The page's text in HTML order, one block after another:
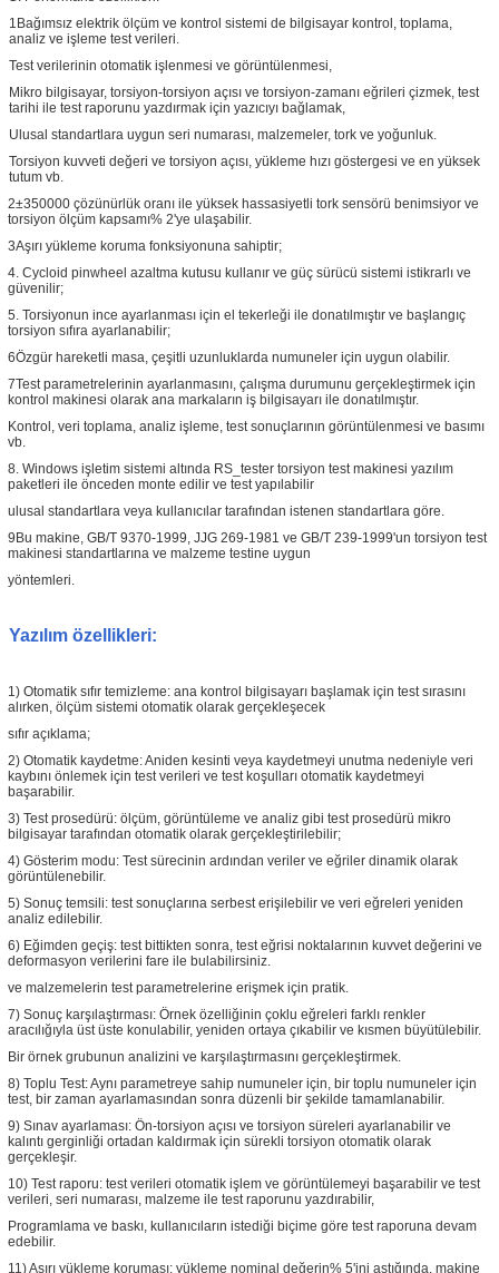
1Bağımsız elektrik ölçüm ve kontrol sistemi de bilgisayar kontrol, toplama,
analiz ve işleme test verileri.
Test verilerinin otomatik işlenmesi ve görüntülenmesi,
Mikro bilgisayar, torsiyon-torsiyon açısı ve torsiyon-zamanı eğrileri çizmek, test
tarihi ile test raporunu yazdırmak için yazıcıyı bağlamak,
Ulusal standartlara uygun seri numarası, malzemeler, tork ve yoğunluk.
Torsiyon kuvveti değeri ve torsiyon açısı, yükleme hızı göstergesi ve en yüksek
tutum vb.
2±350000 çözünürlük oranı ile yüksek hassasiyetli tork sensörü benimsiyor ve
torsiyon ölçüm kapsamı% 2'ye ulaşabilir.
3Aşırı yükleme koruma fonksiyonuna sahiptir;
4. Cycloid pinwheel azaltma kutusu kullanır ve güç sürücü sistemi istikrarlı ve
güvenilir;
5. Torsiyonun ince ayarlanması için el tekerleği ile donatılmıştır ve başlangıç
torsiyon sıfıra ayarlanabilir;
6Özgür hareketli masa, çeşitli uzunluklarda numuneler için uygun olabilir.
7Test parametrelerinin ayarlanmasını, çalışma durumunu gerçekleştirmek için
kontrol makinesi olarak ana markaların iş bilgisayarı ile donatılmıştır.
Kontrol, veri toplama, analiz işleme, test sonuçlarının görüntülenmesi ve basımı
vb.
8. Windows işletim sistemi altında RS_tester torsiyon test makinesi yazılım
paketleri ile önceden monte edilir ve test yapılabilir
ulusal standartlara veya kullanıcılar tarafından istenen standartlara göre.
9Bu makine, GB/T 9370-1999, JJG 269-1981 ve GB/T 239-1999'un torsiyon test
makinesi standartlarına ve malzeme testine uygun
yöntemleri.
Yazılım özellikleri:
1) Otomatik sıfır temizleme: ana kontrol bilgisayarı başlamak için test sırasını
alırken, ölçüm sistemi otomatik olarak gerçekleşecek
sıfır açıklama;
2) Otomatik kaydetme: Aniden kesinti veya kaydetmeyi unutma nedeniyle veri
kaybını önlemek için test verileri ve test koşulları otomatik kaydetmeyi
başarabilir.
3) Test prosedürü: ölçüm, görüntüleme ve analiz gibi test prosedürü mikro
bilgisayar tarafından otomatik olarak gerçekleştirilebilir;
4) Gösterim modu: Test sürecinin ardından veriler ve eğriler dinamik olarak
görüntülenebilir.
5) Sonuç temsili: test sonuçlarına serbest erişilebilir ve veri eğreleri yeniden
analiz edilebilir.
6) Eğimden geçiş: test bittikten sonra, test eğrisi noktalarının kuvvet değerini ve
deformasyon verilerini fare ile bulabilirsiniz.
ve malzemelerin test parametrelerine erişmek için pratik.
7) Sonuç karşılaştırması: Örnek özelliğinin çoklu eğreleri farklı renkler
aracılığıyla üst üste konulabilir, yeniden ortaya çıkabilir ve kısmen büyütülebilir.
Bir örnek grubunun analizini ve karşılaştırmasını gerçekleştirmek.
8) Toplu Test: Aynı parametreye sahip numuneler için, bir toplu numuneler için
test, bir zaman ayarlamasından sonra düzenli bir şekilde tamamlanabilir.
9) Sınav ayarlaması: Ön-torsiyon açısı ve torsiyon süreleri ayarlanabilir ve
kalıntı gerginliği ortadan kaldırmak için sürekli torsiyon otomatik olarak
gerçekleşir.
10) Test raporu: test verileri otomatik işlem ve görüntülemeyi başarabilir ve test
verileri, seri numarası, malzeme ile test raporunu yazdırabilir,
Programlama ve baskı, kullanıcıların istediği biçime göre test raporuna devam
edebilir.
11) Aşırı yükleme koruması: yükleme nominal değerin% 5'ini aştığında, makine